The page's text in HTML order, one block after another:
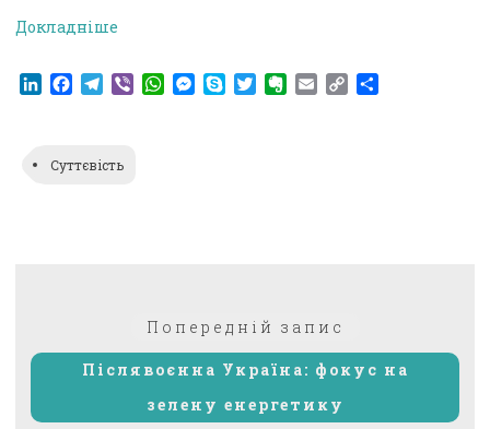
Докладніше
LinkedIn
Facebook
Telegram
ViberWhatsApp
Messenger
SkypeTwitterEvernote
EmailCopy
Суттєвість
Попередній запис
Післявоєнна Україна: фокус на
зелену енергетику